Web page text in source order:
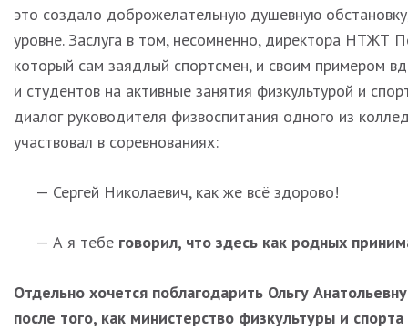
это создало доброжелательную душевную
уровне. Заслуга в том, несомненно, директора НТЖТ
который сам заядлый спортсмен, и своим примером
и студентов на активные занятия физкультурой и
диалог руководителя физвоспитания одного из
участвовал в соревнованиях:
— Сергей Николаевич, как же всё здорово!
— А я тебе говорил, что здесь как родных
Отдельно хочется поблагодарить Ольгу
после того, как министерство физкультуры и